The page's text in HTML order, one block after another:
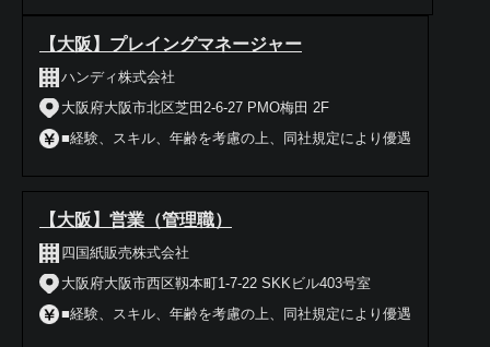
【大阪】プレイングマネージャー
ハンディ株式会社
大阪府大阪市北区芝田2-6-27 PMO梅田 2F
■経験、スキル、年齢を考慮の上、同社規定により優遇
【大阪】営業（管理職）
四国紙販売株式会社
大阪府大阪市西区靱本町1‐7‐22 SKKビル403号室
■経験、スキル、年齢を考慮の上、同社規定により優遇